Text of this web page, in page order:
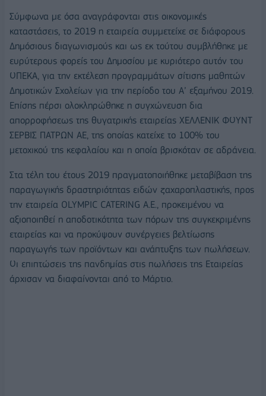
Σύμφωνα με όσα αναγράφονται στις οικονομικές
καταστάσεις, το 2019 η εταιρεία συμμετείχε σε διάφορους
Δημόσιους διαγωνισμούς και ως εκ τούτου συμβλήθηκε με
ευρύτερους φορείς του Δημοσίου με κυριότερο αυτόν του
ΟΠΕΚΑ, για την εκτέλεση προγραμμάτων σίτισης μαθητών
Δημοτικών Σχολείων για την περίοδο του Α’ εξαμήνου 2019.
Επίσης πέρσι ολοκληρώθηκε η συγχώνευση δια
απορροφήσεως της θυγατρικής εταιρείας ΧΕΛΛΕΝΙΚ ΦΟΥΝΤ
ΣΕΡΒΙΣ ΠΑΤΡΩΝ ΑΕ, της οποίας κατείχε το 100% του
μετοχικού της κεφαλαίου και η οποία βρισκόταν σε αδράνεια.
Στα τέλη του έτους 2019 πραγματοποιήθηκε μεταβίβαση της
παραγωγικής δραστηριότητας ειδών ζαχαροπλαστικής, προς
την εταιρεία OLYMPIC CATERING Α.Ε., προκειμένου να
αξιοποιηθεί η αποδοτικότητα των πόρων της συγκεκριμένης
εταιρείας και να προκύψουν συνέργειες βελτίωσης
παραγωγής των προϊόντων και ανάπτυξης των πωλήσεων.
Οι επιπτώσεις της πανδημίας στις πωλήσεις της Εταιρείας
άρχισαν να διαφαίνονται από το Μάρτιο.